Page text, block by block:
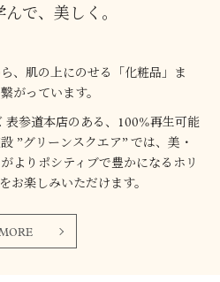
で、美しく。
、肌の上にのせる「化粧品」ま
がっています。
表参道本店のある、100%再生可能
”グリーンスクエア” では、美・
よりポシティブで豊かになるホリ
お楽しみいただけます。